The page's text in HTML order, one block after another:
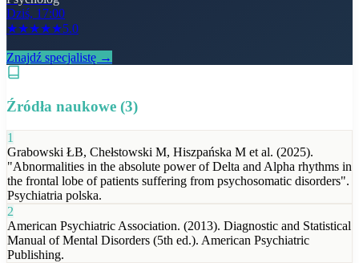
Dziś, 17:00
★★★★★5.0
Znajdź specjalistę →
Źródła naukowe (3)
1
Grabowski ŁB, Chełstowski M, Hiszpańska M et al. (2025).
"Abnormalities in the absolute power of Delta and Alpha rhythms in
the frontal lobe of patients suffering from psychosomatic disorders".
Psychiatria polska.
2
American Psychiatric Association. (2013). Diagnostic and Statistical
Manual of Mental Disorders (5th ed.). American Psychiatric
Publishing.